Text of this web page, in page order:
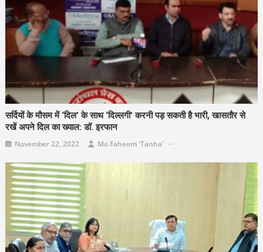
सर्दियों के मौसम में ‘दिल’ के साथ ‘दिल्लगी’ करनी पड़ सकती है भारी, खासतौर से
रखें अपने दिल का ख्याल: डॉ. इरफान
November 22, 2022 Mo Faheem 'Tanha'